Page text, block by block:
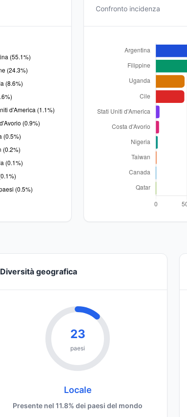
Confronto incidenza
Diversità geografica
23
paesi
Locale
Presente nel 11.8% dei paesi del mondo